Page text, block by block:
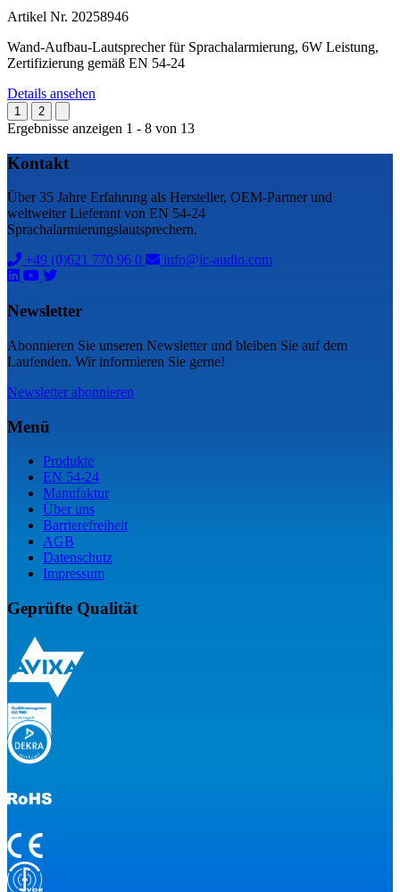
Artikel Nr. 20258946
Wand-Aufbau-Lautsprecher für Sprachalarmierung, 6W Leistung,
Zertifizierung gemäß EN 54-24
Details ansehen
1 2
Ergebnisse anzeigen 1 - 8 von 13
Kontakt
Über 35 Jahre Erfahrung als Hersteller, OEM-Partner und
weltweiter Lieferant von EN 54-24
Sprachalarmierungslautsprechern.
+49 (0)621 770 96 0
info@ic-audio.com
Newsletter
Abonnieren Sie unseren Newsletter und bleiben Sie auf dem
Laufenden. Wir informieren Sie gerne!
Newsletter abonnieren
Menü
Produkte
EN 54-24
Manufaktur
Über uns
Barrierefreiheit
AGB
Datenschutz
Impressum
Geprüfte Qualität